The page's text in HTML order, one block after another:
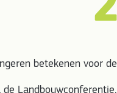
betekenen voor
de